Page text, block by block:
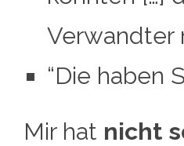
Verwandter
“Die haben
Mir hat nicht